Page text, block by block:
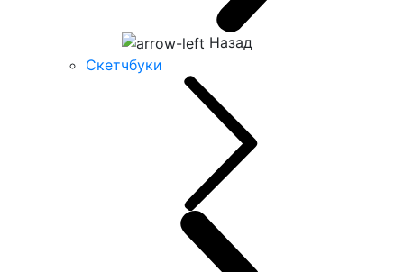
Назад
Скетчбуки